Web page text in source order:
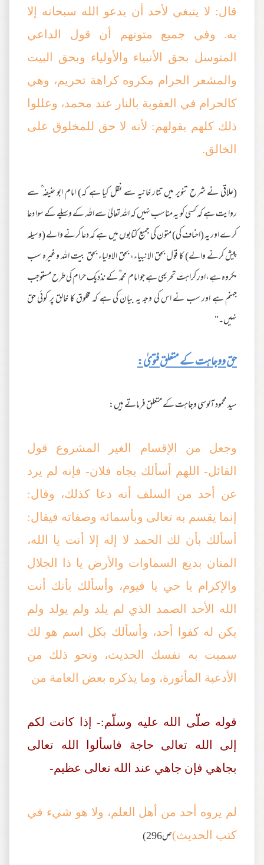
قال: لا ينبغي لأحد أن يدعو الله سبحانه إلا
به. وفي جميع متونهم أن قول الداعي
المتوسل بحق الأنبياء والأولياء وبحق البيت
والمشعر الحرام مكروه كراهة تحريم، وهي
كالحرام في العقوبة بالنار عند محمد، وعللوا
ذلك كلهم بقولهم: لأنه لا حق للمخلوق على
الخالق.
(علاقی نے شرح تنویر میں تتار خانیہ سے نقل کیا ہے کہ) امام ابو حنیفہ ؒ سے
روایت ہے کہ کسی کو یہ مناسب نہیں کہ اللہ تعالیٰ سے اللہ کے وسیلے کے سوا دعا
کرے اور یہ (احناف کی) متون کی جمیع کتابوں میں ہے کہ دعا کرنے والے (وسیلہ
پیش کرنے والے) کا قول بحق الانبیاء، بحق الاولیاء بحق بیت اللہ وغیرہ سب
مکروہ ہے،اور کراہت تحریمی ہے جو امام محمد ؒ کے نذدیک حرام کی طرح مستوجب
جہنم ہے اور سب نے اس کی وجہ یہ بیان کی ہے کہ مخلوق کا خالق پر کوئی حق
نہیں۔"
حق ووجاہت کے متعلق فتویٰ:
سید محمود آلوسی وجاہت کے متعلق فرماتے ہیں:
وجعل من الإقسام الغير المشروع قول
القائل- اللهم أسألك بجاه فلان- فإنه لم يرد
عن أحد من السلف أنه دعا كذلك، وقال:
إنما يقسم به تعالى وبأسمائه وصفاته فيقال:
أسألك بأن لك الحمد لا إله إلا أنت يا الله،
المنان بديع السماوات والأرض يا ذا الجلال
والإكرام يا حي يا قيوم، وأسألك بأنك أنت
الله الأحد الصمد الذي لم يلد ولم يولد ولم
يكن له كفوا أحد، وأسألك بكل اسم هو لك
سميت به نفسك الحديث، ونحو ذلك من
الأدعية المأثورة، وما يذكره بعض العامة من
قوله صلّى الله عليه وسلّم:- إذا كانت لكم
إلى الله تعالى حاجة فاسألوا الله تعالى
بجاهي فإن جاهي عند الله تعالى عظيم-
لم يروه أحد من أهل العلم، ولا هو شيء في
كتب الحديث)ص296)